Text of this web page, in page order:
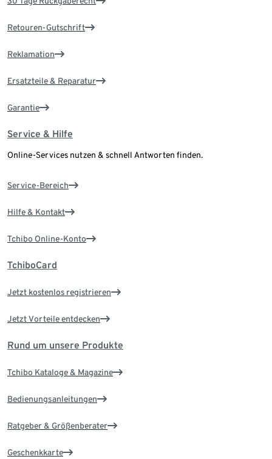
Retouren-Gutschrift
Reklamation
Ersatzteile & Reparatur
Garantie
Service & Hilfe
Online-Services nutzen & schnell Antworten finden.
Service-Bereich
Hilfe & Kontakt
Tchibo Online-Konto
TchiboCard
Jetzt kostenlos registrieren
Jetzt Vorteile entdecken
Rund um unsere Produkte
Tchibo Kataloge & Magazine
Bedienungsanleitungen
Ratgeber & Größenberater
Geschenkkarte